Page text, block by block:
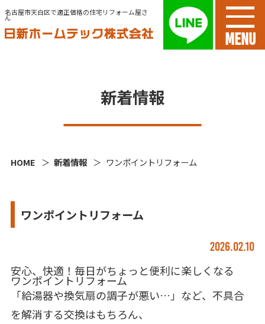
名古屋市天白区で適正価格の住宅リフォーム屋さ
ん
MENU
新着情報
HOME 新着情報 ワンポイントリフォーム
ワンポイントリフォーム
2026.02.10
安心、快適！毎日がちょっと便利に楽しくなる
ワンポイントリフォーム
「給湯器や換気扇の調子が悪い…」など、不具合
を解消する交換はもちろん、